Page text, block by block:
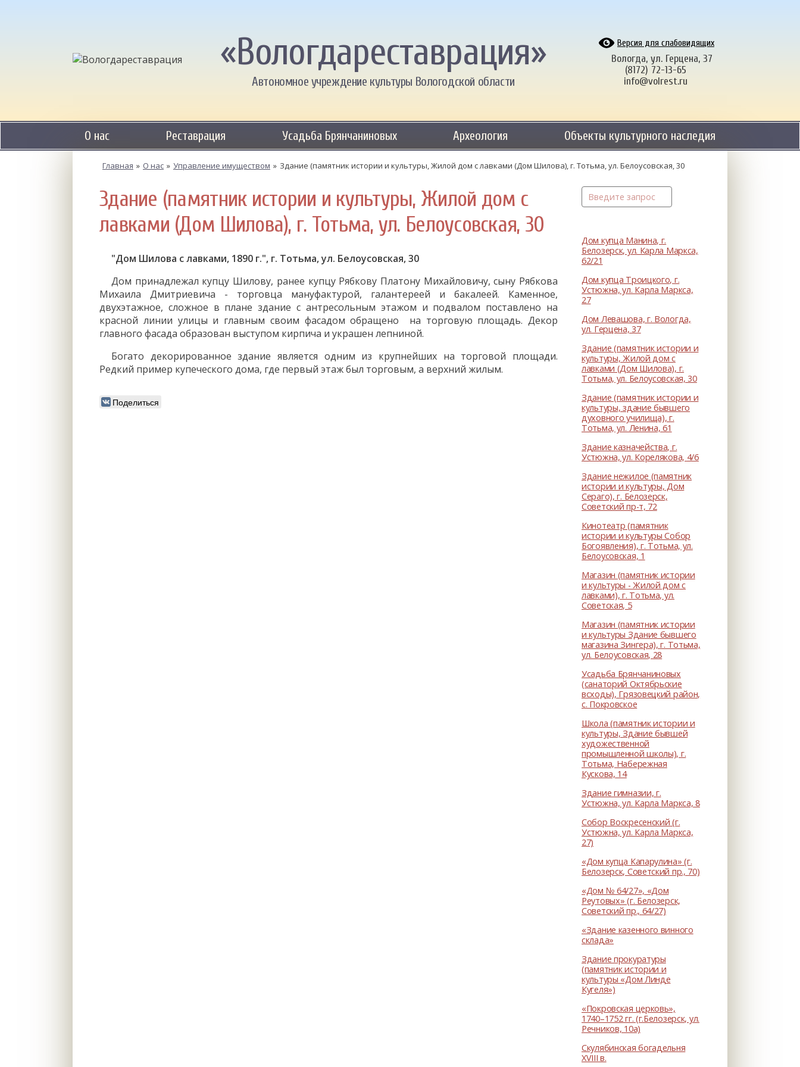
«Вологдареставрация»
Автономное учреждение культуры Вологодской области
Версия для слабовидящих
Вологда, ул. Герцена, 37
(8172) 72-13-65
info@volrest.ru
О нас Реставрация Усадьба Брянчаниновых Археология Объекты культурного наследия
Главная » О нас » Управление имуществом » Здание (памятник истории и культуры, Жилой дом с лавками (Дом Шилова), г. Тотьма, ул. Белоусовская, 30
Дом купца Манина, г.
Белозерск, ул. Карла Маркса,
62/21
Дом купца Троицкого, г.
Устюжна, ул. Карла Маркса,
27
Дом Левашова, г. Вологда,
ул. Герцена, 37
Здание (памятник истории и
культуры, Жилой дом с
лавками (Дом Шилова), г.
Тотьма, ул. Белоусовская, 30
Здание (памятник истории и
культуры, здание бывшего
духовного училища), г.
Тотьма, ул. Ленина, 61
Здание казначейства, г.
Устюжна, ул. Корелякова, 4/6
Здание нежилое (памятник
истории и культуры, Дом
Сераго), г. Белозерск,
Советский пр-т, 72
Кинотеатр (памятник
истории и культуры Собор
Богоявления), г. Тотьма, ул.
Белоусовская, 1
Магазин (памятник истории
и культуры - Жилой дом с
лавками), г. Тотьма, ул.
Советская, 5
Магазин (памятник истории
и культуры Здание бывшего
магазина Зингера), г. Тотьма,
ул. Белоусовская, 28
Усадьба Брянчаниновых
(санаторий Октябрьские
всходы), Грязовецкий район,
с. Покровское
Школа (памятник истории и
культуры, Здание бывшей
художественной
промышленной школы), г.
Тотьма, Набережная
Кускова, 14
Здание гимназии, г.
Устюжна, ул. Карла Маркса, 8
Собор Воскресенский (г.
Устюжна, ул. Карла Маркса,
27)
«Дом купца Капарулина» (г.
Белозерск, Советский пр., 70)
«Дом № 64/27», «Дом
Реутовых» (г. Белозерск,
Советский пр., 64/27)
«Здание казенного винного
склада»
Здание прокуратуры
(памятник истории и
культуры «Дом Линде
Кугеля»)
«Покровская церковь»,
1740–1752 гг. (г.Белозерск, ул.
Речников, 10а)
Скулябинская богадельня
XVIII в.
Здание (памятник истории и культуры, Жилой дом с
лавками (Дом Шилова), г. Тотьма, ул. Белоусовская, 30
"Дом Шилова с лавками, 1890 г.", г. Тотьма, ул. Белоусовская, 30
Дом принадлежал купцу Шилову, ранее купцу Рябкову Платону Михайловичу, сыну Рябкова
Михаила Дмитриевича - торговца мануфактурой, галантереей и бакалеей. Каменное,
двухэтажное, сложное в плане здание с антресольным этажом и подвалом поставлено на
красной линии улицы и главным своим фасадом обращено на торговую площадь. Декор
главного фасада образован выступом кирпича и украшен лепниной.
Богато декорированное здание является одним из крупнейших на торговой площади.
Редкий пример купеческого дома, где первый этаж был торговым, а верхний жилым.
Поделиться